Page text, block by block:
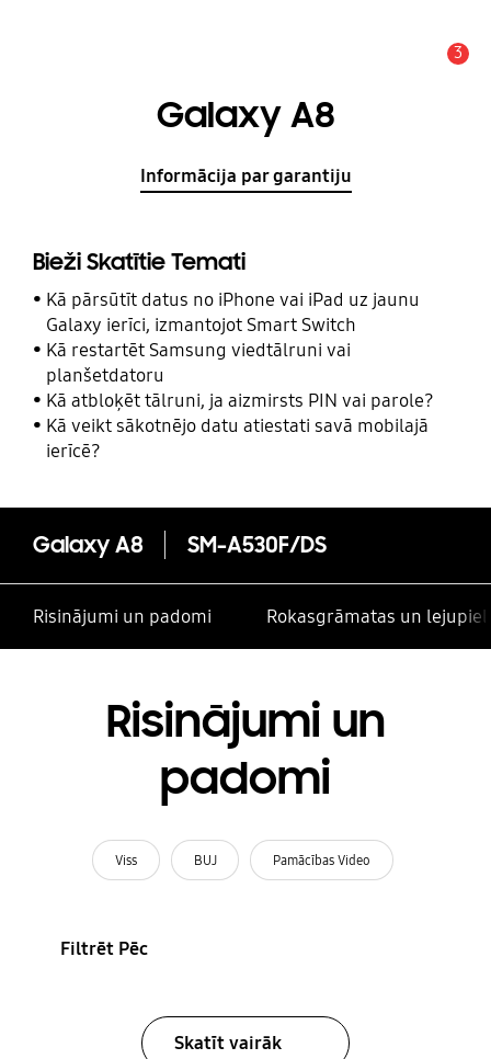
3
Galaxy A8
Informācija par garantiju
Bieži Skatītie Temati
Kā pārsūtīt datus no iPhone vai iPad uz jaunu
Galaxy ierīci, izmantojot Smart Switch
Kā restartēt Samsung viedtālruni vai
planšetdatoru
Kā atbloķēt tālruni, ja aizmirsts PIN vai parole?
Kā veikt sākotnējo datu atiestati savā mobilajā
ierīcē?
Galaxy A8 SM-A530F/DS
Risinājumi un padomi Rokasgrāmatas un
Risinājumi un
padomi
Viss BUJ Pamācības Video
Filtrēt Pēc
Skatīt vairāk